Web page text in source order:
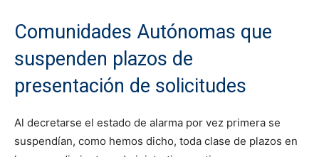
Comunidades Autónomas que
suspenden plazos de
presentación de solicitudes
Al decretarse el estado de alarma por vez primera se
suspendían, como hemos dicho, toda clase de plazos en